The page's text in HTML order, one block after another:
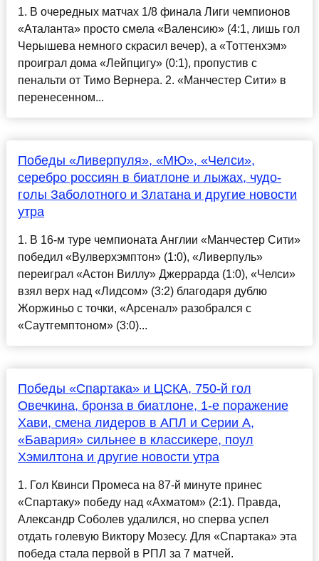
1. В очередных матчах 1/8 финала Лиги чемпионов
«Аталанта» просто смела «Валенсию» (4:1, лишь гол
Черышева немного скрасил вечер), а «Тоттенхэм»
проиграл дома «Лейпцигу» (0:1), пропустив с
пенальти от Тимо Вернера. 2. «Манчестер Сити» в
перенесенном...
Победы «Ливерпуля», «МЮ», «Челси»,
серебро россиян в биатлоне и лыжах, чудо-
голы Заболотного и Златана и другие новости
утра
1. В 16-м туре чемпионата Англии «Манчестер Сити»
победил «Вулверхэмптон» (1:0), «Ливерпуль»
переиграл «Астон Виллу» Джеррарда (1:0), «Челси»
взял верх над «Лидсом» (3:2) благодаря дублю
Жоржиньо с точки, «Арсенал» разобрался с
«Саутгемптоном» (3:0)...
Победы «Спартака» и ЦСКА, 750-й гол
Овечкина, бронза в биатлоне, 1-е поражение
Хави, смена лидеров в АПЛ и Серии А,
«Бавария» сильнее в классикере, поул
Хэмилтона и другие новости утра
1. Гол Квинси Промеса на 87-й минуте принес
«Спартаку» победу над «Ахматом» (2:1). Правда,
Александр Соболев удалился, но сперва успел
отдать голевую Виктору Мозесу. Для «Спартака» эта
победа стала первой в РПЛ за 7 матчей.